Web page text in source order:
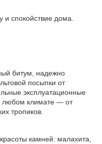
и спокойствие дома.
битум, надежно
посыпки от
эксплуатационные
любом климате — от
тропиков.
камней: малахита,